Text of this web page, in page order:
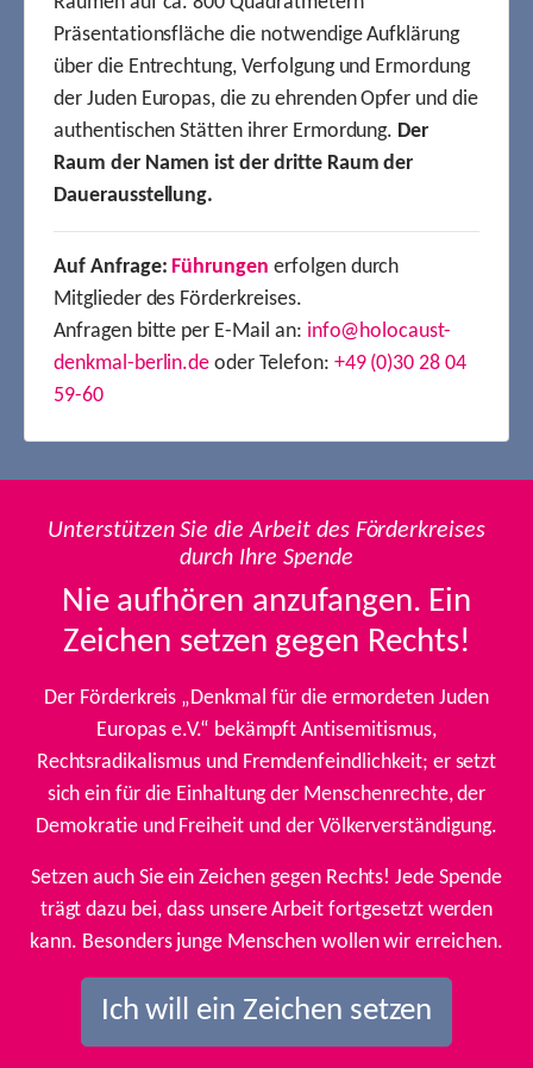
Präsentationsfläche die notwendige Aufklärung
über die Entrechtung, Verfolgung und Ermordung
der Juden Europas, die zu ehrenden Opfer und die
authentischen Stätten ihrer Ermordung. Der
Raum der Namen ist der dritte Raum der
Dauerausstellung.
Auf Anfrage: Führungen erfolgen durch
Mitglieder des Förderkreises.
Anfragen bitte per E-Mail an: info@holocaust-
denkmal-berlin.de oder Telefon: +49 (0)30 28 04
59-60
Unterstützen Sie die Arbeit des Förderkreises
durch Ihre Spende
Nie aufhören anzufangen. Ein
Zeichen setzen gegen Rechts!
Der Förderkreis „Denkmal für die ermordeten Juden
Europas e.V.“ bekämpft Antisemitismus,
Rechtsradikalismus und Fremdenfeindlichkeit; er setzt
sich ein für die Einhaltung der Menschenrechte, der
Demokratie und Freiheit und der Völkerverständigung.
Setzen auch Sie ein Zeichen gegen Rechts! Jede Spende
trägt dazu bei, dass unsere Arbeit fortgesetzt werden
kann. Besonders junge Menschen wollen wir erreichen.
Ich will ein Zeichen setzen